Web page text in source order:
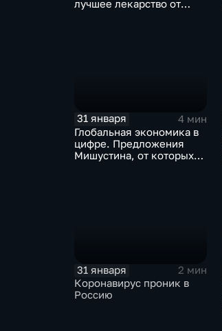
лучшее лекарство от
31 января
4 мин
Глобальная экономика в
цифре. Предложения
Мишустина, от которых
31 января
2 мин
Коронавирус проник в
Россию